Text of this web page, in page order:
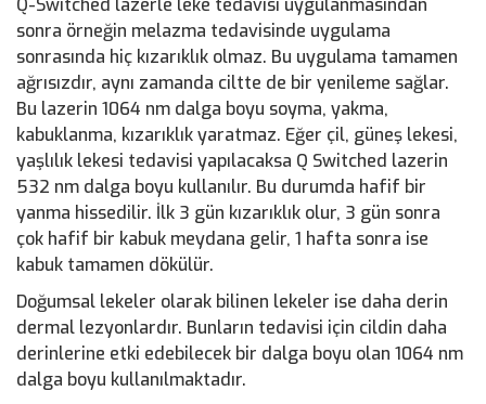
Q-Switched lazerle leke tedavisi uygulanmasından
sonra örneğin melazma tedavisinde uygulama
sonrasında hiç kızarıklık olmaz. Bu uygulama tamamen
ağrısızdır, aynı zamanda ciltte de bir yenileme sağlar.
Bu lazerin 1064 nm dalga boyu soyma, yakma,
kabuklanma, kızarıklık yaratmaz. Eğer çil, güneş lekesi,
yaşlılık lekesi tedavisi yapılacaksa Q Switched lazerin
532 nm dalga boyu kullanılır. Bu durumda hafif bir
yanma hissedilir. İlk 3 gün kızarıklık olur, 3 gün sonra
çok hafif bir kabuk meydana gelir, 1 hafta sonra ise
kabuk tamamen dökülür.
Doğumsal lekeler olarak bilinen lekeler ise daha derin
dermal lezyonlardır. Bunların tedavisi için cildin daha
derinlerine etki edebilecek bir dalga boyu olan 1064 nm
dalga boyu kullanılmaktadır.